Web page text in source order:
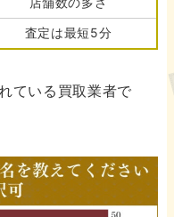
査定は最短5分
ている買取業者で